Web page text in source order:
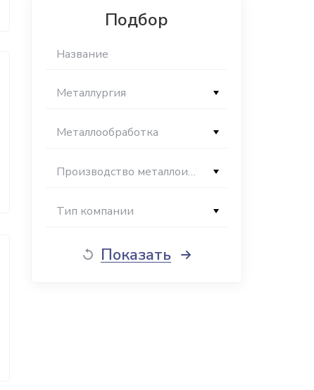
Подбор
Металлургия
Металлообработка
Производство металлоизделий
Тип компании
Показать